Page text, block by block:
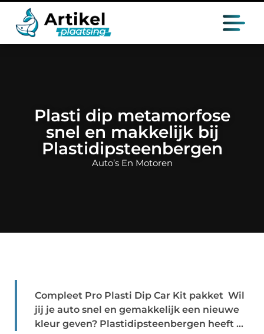
Plasti dip metamorfose
snel en makkelijk bij
Plastidipsteenbergen
Auto’s En Motoren
Compleet Pro Plasti Dip Car Kit pakket Wil
jij je auto snel en gemakkelijk een nieuwe
kleur geven? Plastidipsteenbergen heeft ...